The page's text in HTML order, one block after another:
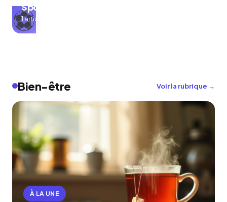
⚽
Sport
1 articles
Bien-être Voir la rubrique →
À LA UNE